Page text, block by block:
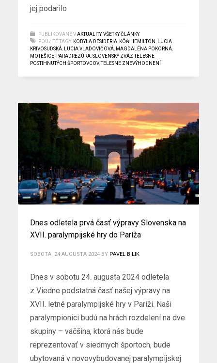
jej podarilo
PUBLIKOVANÉ V AKTUALITY,VŠETKY ČLÁNKY
POUŽITÉ TAGY: KOBYLA DESIDERIA KÔŇ HEMILTON
LUCIA
KRIVOSUDSKÁ
LUCIA VLADOVIČOVÁ MAGDALÉNA POKORNÁ
MOTEŠICE PARADREZÚRA ,SLOVENSKÝ ZVÄZ TELESNE
POSTIHNUTÝCH ŠPORTOVCOV,TELESNE ZNEVÝHODNENÍ
Dnes odletela prvá časť výpravy Slovenska na
XVII. paralympijské hry do Paríža
SOBOTA, 24 AUGUSTA 2024 BY PAVEL BILIK
Dnes v sobotu 24. augusta 2024 odletela
z Viedne podstatná časť našej výpravy na
XVII. letné paralympijské hry v Paríži. Naši
paralympionici budú na hrách rozdelení na dve
skupiny – väčšina, ktorá nás bude
reprezentovať v siedmych športoch, bude
ubytovaná v novovybudovanej paralympijskej